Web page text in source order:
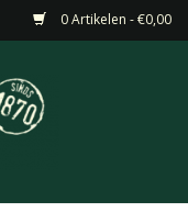
0 Artikelen - €0,00